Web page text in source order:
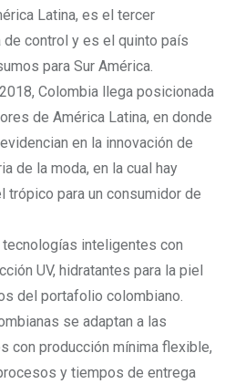
Latina, es el tercer
control y es el quinto país
para Sur América.
Colombia llega posicionada
de América Latina, en donde
en la innovación de
de la moda, en la cual hay
para un consumidor de
inteligentes con
UV, hidratantes para la piel
del portafolio colombiano.
se adaptan a las
con producción mínima flexible,
y tiempos de entrega